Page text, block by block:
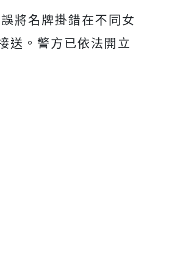
Mute
將名牌掛錯在不同女
送。警方已依法開立